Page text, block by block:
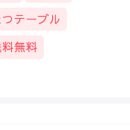
テーブル
無料